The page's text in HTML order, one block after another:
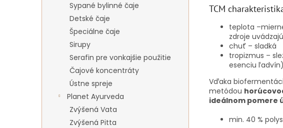
Sypané bylinné čaje
Detské čaje
Špeciálne čaje
Sirupy
Serafin pre vonkajšie použitie
Čajové koncentráty
Ústne spreje
Planet Ayurveda
Zvýšená Vata
Zvýšená Pitta
TCM
teplota
zdroje
chuť – sladká
tropizmus –
esenciu ľadvín)
Vďaka
metódou
ideálnom pomere
min. 40 %